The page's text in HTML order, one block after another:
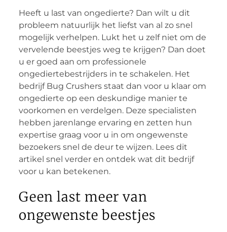
Heeft u last van ongedierte? Dan wilt u dit
probleem natuurlijk het liefst van al zo snel
mogelijk verhelpen. Lukt het u zelf niet om de
vervelende beestjes weg te krijgen? Dan doet
u er goed aan om professionele
ongediertebestrijders in te schakelen. Het
bedrijf Bug Crushers staat dan voor u klaar om
ongedierte op een deskundige manier te
voorkomen en verdelgen. Deze specialisten
hebben jarenlange ervaring en zetten hun
expertise graag voor u in om ongewenste
bezoekers snel de deur te wijzen. Lees dit
artikel snel verder en ontdek wat dit bedrijf
voor u kan betekenen.
Geen last meer van
ongewenste beestjes